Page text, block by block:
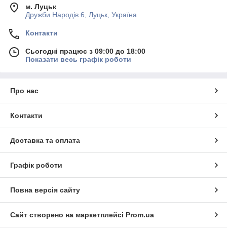
м. Луцьк
Дружби Народів 6, Луцьк, Україна
Контакти
Сьогодні працює з 09:00 до 18:00
Показати весь графік роботи
Про нас
Контакти
Доставка та оплата
Графік роботи
Повна версія сайту
Сайт створено на маркетплейсі Prom.ua